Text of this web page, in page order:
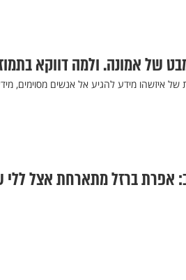
של אמונה. ולמה דווקא
איזשהו מידע להגיע אל אנשים מסוימים,
אפרת ברזל מתארחת אצל